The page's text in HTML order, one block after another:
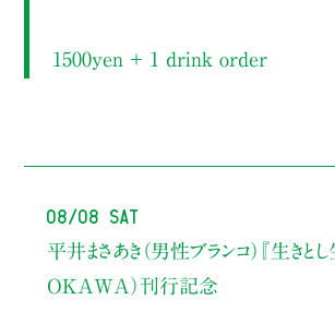
1500yen ＋ 1 drink order
08/08 Sat
平井まさあき（男性ブランコ） 『生きと
OKAWA）刊行記念